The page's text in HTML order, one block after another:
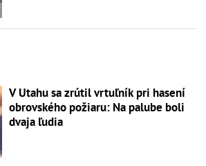
V Utahu sa zrútil vrtuľník pri hasení
obrovského požiaru: Na palube boli
dvaja ľudia